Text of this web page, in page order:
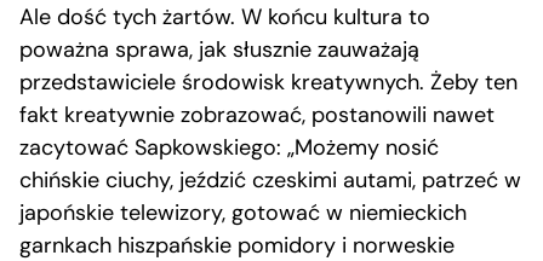
Ale dość tych żartów. W końcu kultura to
poważna sprawa, jak słusznie zauważają
przedstawiciele środowisk kreatywnych. Żeby ten
fakt kreatywnie zobrazować, postanowili nawet
zacytować Sapkowskiego: „Możemy nosić
chińskie ciuchy, jeździć czeskimi autami, patrzeć w
japońskie telewizory, gotować w niemieckich
garnkach hiszpańskie pomidory i norweskie